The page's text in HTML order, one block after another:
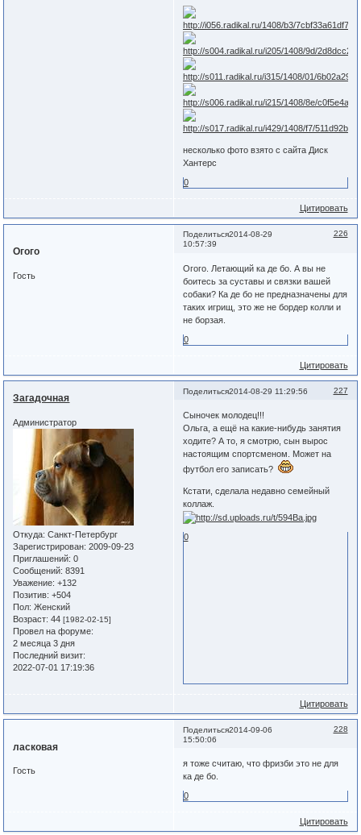
несколько фото взято с сайта Диск
Хантерс
0
Цитировать
Поделиться 226
2014-08-29
10:57:39
Огого
Гость
Огого. Летающий ка де бо. А вы не
боитесь за суставы и связки вашей
собаки? Ка де бо не предназначены для
таких игрищ, это же не бордер колли и
не борзая.
0
Цитировать
Поделиться 227
2014-08-29 11:29:56
Загадочная
Администратор
Откуда: Санкт-Петербург
Зарегистрирован: 2009-09-23
Приглашений: 0
Сообщений: 8391
Уважение: +132
Позитив: +504
Пол: Женский
Возраст: 44[1982-02-15]
Провел на форуме:
2 месяца 3 дня
Последний визит:
2022-07-01 17:19:36
Сыночек молодец!!!
Ольга, а ещё на какие-нибудь занятия
ходите? А то, я смотрю, сын вырос
настоящим спортсменом. Может на
футбол его записать?
Кстати, сделала недавно семейный
коллаж.
0
Цитировать
Поделиться 228
2014-09-06
15:50:06
ласковая
Гость
я тоже считаю, что фризби это не для
ка де бо.
0
Цитировать